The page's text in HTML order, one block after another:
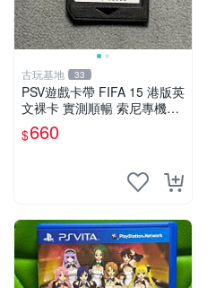
古玩基地 33
PSV遊戲卡帶 FIFA 15 港版英
文裸卡 實測順暢 索尼專機適
用 只此一家 不退不換 買2送
優惠 psv fifa 15 港版 卡帶
$660